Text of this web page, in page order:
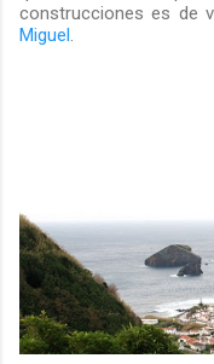
construcciones es de
Miguel .